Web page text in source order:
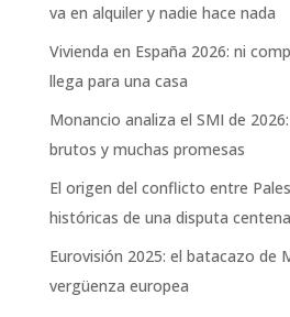
va en alquiler y nadie hace nada
Vivienda en España 2026: ni
llega para una casa
Monancio analiza el SMI de
brutos y muchas promesas
El origen del conflicto entre
históricas de una disputa
Eurovisión 2025: el batacazo de
vergüenza europea